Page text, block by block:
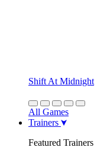
Shift At Midnight
All Games
Trainers
Featured Trainers